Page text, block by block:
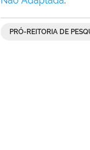
PRÓ-REITORIA DE